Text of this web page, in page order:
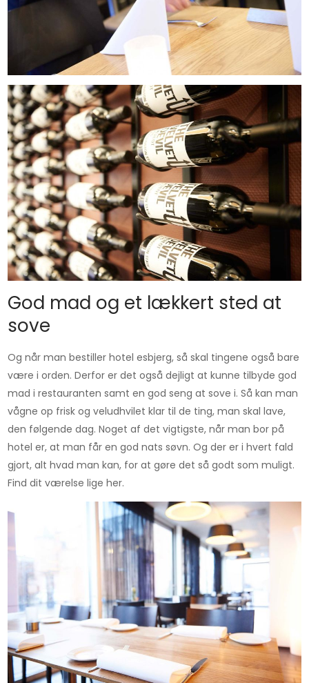
God mad og et lækkert sted at
sove
Og når man bestiller hotel esbjerg, så skal tingene også bare
være i orden. Derfor er det også dejligt at kunne tilbyde god
mad i restauranten samt en god seng at sove i. Så kan man
vågne op frisk og veludhvilet klar til de ting, man skal lave,
den følgende dag. Noget af det vigtigste, når man bor på
hotel er, at man får en god nats søvn. Og der er i hvert fald
gjort, alt hvad man kan, for at gøre det så godt som muligt.
Find dit værelse lige her.